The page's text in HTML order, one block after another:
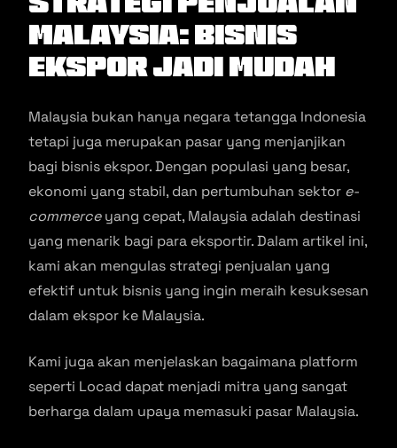
Malaysia: Bisnis
Ekspor Jadi Mudah
Malaysia bukan hanya negara tetangga Indonesia
tetapi juga merupakan pasar yang menjanjikan
bagi bisnis ekspor. Dengan populasi yang besar,
ekonomi yang stabil, dan pertumbuhan sektor e-
commerceyang cepat, Malaysia adalah destinasi
yang menarik bagi para eksportir. Dalam artikel ini,
kami akan mengulas strategi penjualan yang
efektif untuk bisnis yang ingin meraih kesuksesan
dalam ekspor ke Malaysia.
Kami juga akan menjelaskan bagaimana platform
seperti Locad dapat menjadi mitra yang sangat
berharga dalam upaya memasuki pasar Malaysia.